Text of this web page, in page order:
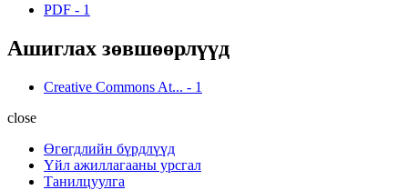
PDF - 1
Ашиглах зөвшөөрлүүд
Creative Commons At... - 1
close
Өгөгдлийн бүрдлүүд
Үйл ажиллагааны урсгал
Танилцуулга